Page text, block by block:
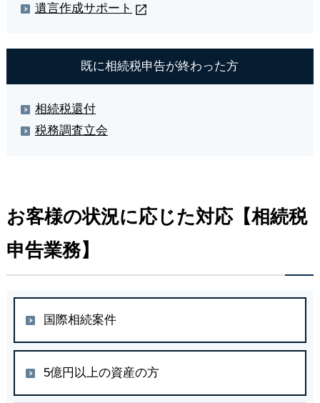
遺言作成サポート
既に相続税申告が終わった方
相続税還付
税務調査立会
お客様の状況に応じた対応【相続税
申告業務】
国際相続案件
5億円以上の資産の方